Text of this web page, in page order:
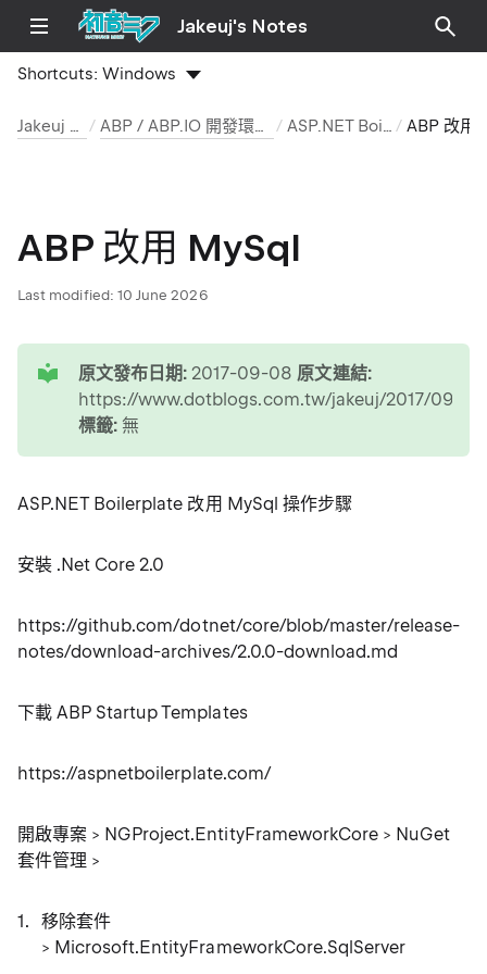
Jakeuj's Notes
Shortcuts:Windows
Jakeuj 筆記本 ABP / ABP.IO 開發環境與安裝筆記 ASP.NET Boilerplate
ABP 改用 MySql
Last modified: 10 June 2026
原文發布日期: 2017-09-08 原文連結:
https://www.dotblogs.com.tw/jakeuj/2017/09/
標籤: 無
ASP.NET Boilerplate 改用 MySql 操作步驟
安裝 .Net Core 2.0
https://github.com/dotnet/core/blob/master/release-
notes/download-archives/2.0.0-download.md
下載 ABP Startup Templates
https://aspnetboilerplate.com/
開啟專案 > NGProject.EntityFrameworkCore > NuGet
套件管理 >
移除套件
> Microsoft.EntityFrameworkCore.SqlServer